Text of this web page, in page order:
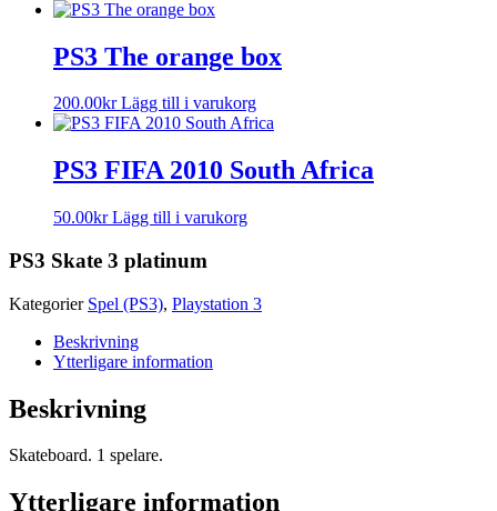
PS3 The orange box
200.00kr Lägg till i varukorg
PS3 FIFA 2010 South Africa
50.00kr Lägg till i varukorg
PS3 Skate 3 platinum
Kategorier Spel (PS3), Playstation 3
Beskrivning
Ytterligare information
Beskrivning
Skateboard. 1 spelare.
Ytterligare information